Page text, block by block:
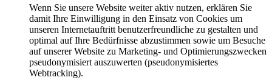
Wenn Sie unsere Website weiter aktiv nutzen, erklären Sie
damit Ihre Einwilligung in den Einsatz von Cookies um
unseren Internetauftritt benutzerfreundliche zu gestalten und
optimal auf Ihre Bedürfnisse abzustimmen sowie um Besuche
auf unserer Website zu Marketing- und Optimierungszwecken
pseudonymisiert auszuwerten (pseudonymisiertes
Webtracking).